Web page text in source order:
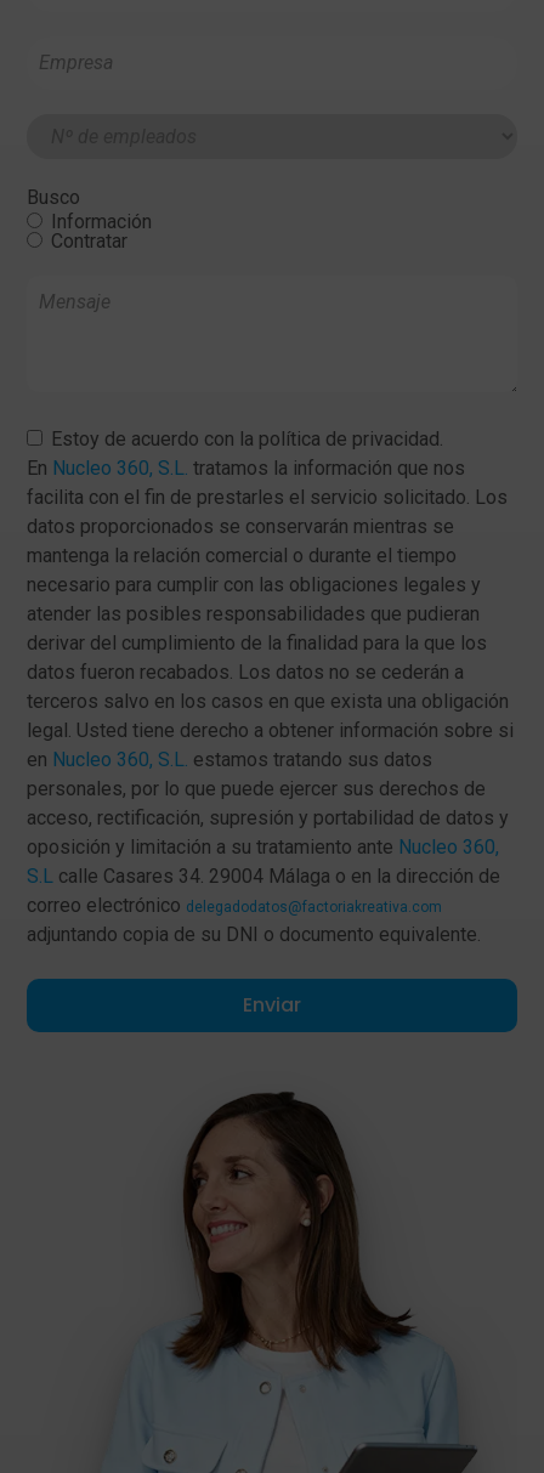
de
Busco
Información
Contratar
Consentimiento
Estoy de acuerdo con la política de privacidad.
En Nucleo 360, S.L.tratamos la información que nos
facilita con el fin de prestarles el servicio solicitado. Los
datos proporcionados se conservarán mientras se
mantenga la relación comercial o durante el tiempo
necesario para cumplir con las obligaciones legales y
atender las posibles responsabilidades que pudieran
derivar del cumplimiento de la finalidad para la que los
datos fueron recabados. Los datos no se cederán a
terceros salvo en los casos en que exista una obligación
legal. Usted tiene derecho a obtener información sobre si
en Nucleo 360, S.L. estamos tratando sus datos
personales, por lo que puede ejercer sus derechos de
acceso, rectificación, supresión y portabilidad de datos y
oposición y limitación a su tratamiento ante Nucleo 360,
S.L calle Casares 34. 29004 Málaga o en la dirección de
correo electrónico delegadodatos@factoriakreativa.com
adjuntando copia de su DNI o documento equivalente.